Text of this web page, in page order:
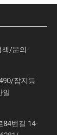
책/문의-
잡지등
일
84번길 14-